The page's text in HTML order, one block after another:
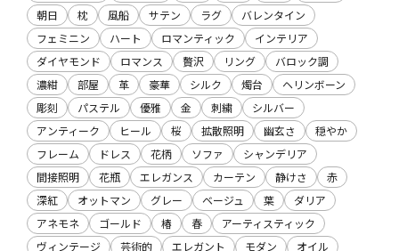
朝日
枕 風船 サテン ラグ
バレンタイン
フェミニン
ハート ロマンティック
インテリア
ダイヤモンド
ロマンス 贅沢 リング
バロック調
濃紺
部屋 革 豪華 シルク 燭台
ヘリンボーン
彫刻
パステル 優雅 金 刺繍
シルバー
アンティーク
ヒール 桜 拡散照明 幽玄さ
穏やか
フレーム
ドレス 花柄 ソファ
シャンデリア
間接照明
花瓶 エレガンス カーテン 静けさ
赤
深紅
オットマン グレー ベージュ 葉
ダリア
アネモネ
ゴールド 椿 春
アーティスティック
ヴィンテージ
芸術的 エレガント モダン オイル